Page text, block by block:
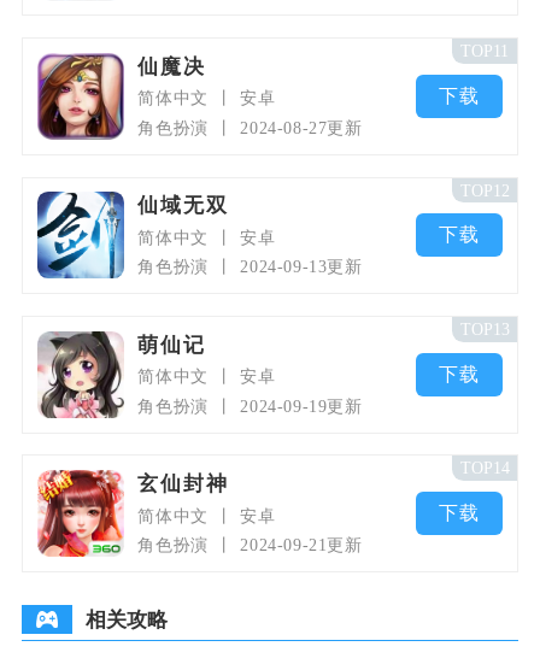
仙魔决
简体中文
安卓
角色扮演
2024-08-27更新
下载
TOP11
仙域无双
简体中文
安卓
角色扮演
2024-09-13更新
下载
TOP12
萌仙记
简体中文
安卓
角色扮演
2024-09-19更新
下载
TOP13
玄仙封神
简体中文
安卓
角色扮演
2024-09-21更新
下载
TOP14
相关攻略